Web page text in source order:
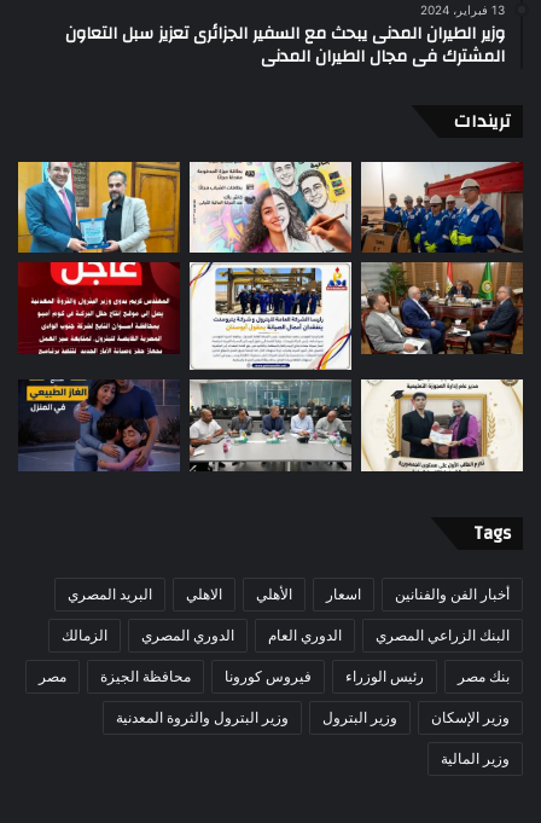
13 فبراير، 2024
وزير الطيران المدنى يبحث مع السفير الجزائرى تعزيز سبل التعاون
المشترك فى مجال الطيران المدنى
تريندات
Tags
أخبار الفن والفنانين اسعار الأهلي الاهلي البريد المصري
البنك الزراعي المصري الدوري العام الدوري المصري الزمالك
بنك مصر رئيس الوزراء فيروس كورونا محافظة الجيزة مصر
وزير الإسكان وزير البترول وزير البترول والثروة المعدنية
وزير المالية